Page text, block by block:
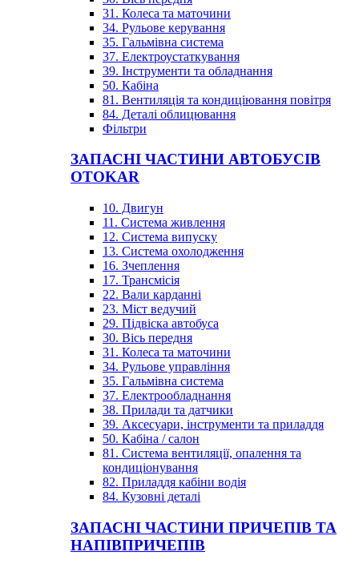
31. Колеса та маточини
34. Рульове керування
35. Гальмівна система
37. Електроустаткування
39. Інструменти та обладнання
50. Кабіна
81. Вентиляція та кондиціювання повітря
84. Деталі облицювання
Фільтри
ЗАПАСНІ ЧАСТИНИ АВТОБУСІВ
OTOKAR
10. Двигун
11. Система живлення
12. Система випуску
13. Система охолодження
16. Зчеплення
17. Трансмісія
22. Вали карданні
23. Міст ведучий
29. Підвіска автобуса
30. Вісь передня
31. Колеса та маточини
34. Рульове управління
35. Гальмівна система
37. Електрообладнання
38. Прилади та датчики
39. Аксесуари, інструменти та приладдя
50. Кабіна / салон
81. Система вентиляції, опалення та
кондиціонування
82. Приладдя кабіни водія
84. Кузовні деталі
ЗАПАСНІ ЧАСТИНИ ПРИЧЕПІВ ТА
НАПІВПРИЧЕПІВ